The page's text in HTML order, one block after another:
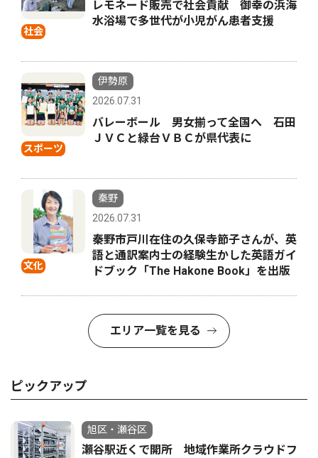
社会
レモネード販売で社会貢献 御幸の浜海
水浴場で多世代が小児がん患者支援
スポーツ
伊勢原
2026.07.31
バレーボール 男女揃って全国へ 石田
ＪＶＣと緑台ＶＢＣが県代表に
文化
秦野
2026.07.31
秦野市戸川在住の久保寺節子さんが、英
語と通訳案内士の経験生かした英語ガイ
ドブック「The Hakone Book」を出版
エリア一覧を見る
ピックアップ
旭区・瀬谷区
瀬谷駅近くで開所 地域作業所クラウドフ